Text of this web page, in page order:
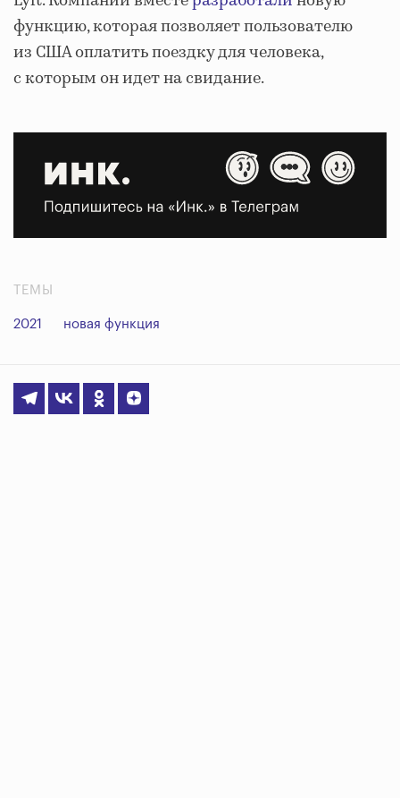
функцию, которая позволяет пользователю
из США оплатить поездку для человека,
с которым он идет на свидание.
ТЕМЫ
2021 новая функция